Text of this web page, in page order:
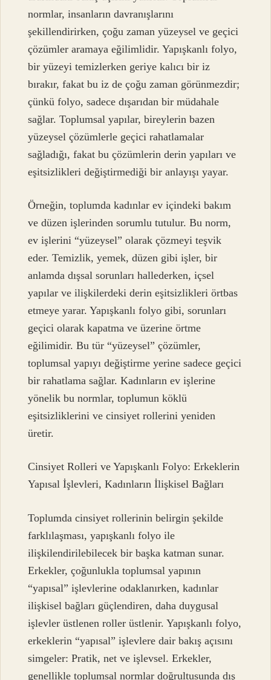
normlar, insanların davranışlarını
şekillendirirken, çoğu zaman yüzeysel ve geçici
çözümler aramaya eğilimlidir. Yapışkanlı folyo,
bir yüzeyi temizlerken geriye kalıcı bir iz
bırakır, fakat bu iz de çoğu zaman görünmezdir;
çünkü folyo, sadece dışarıdan bir müdahale
sağlar. Toplumsal yapılar, bireylerin bazen
yüzeysel çözümlerle geçici rahatlamalar
sağladığı, fakat bu çözümlerin derin yapıları ve
eşitsizlikleri değiştirmediği bir anlayışı yayar.
Örneğin, toplumda kadınlar ev içindeki bakım
ve düzen işlerinden sorumlu tutulur. Bu norm,
ev işlerini “yüzeysel” olarak çözmeyi teşvik
eder. Temizlik, yemek, düzen gibi işler, bir
anlamda dışsal sorunları hallederken, içsel
yapılar ve ilişkilerdeki derin eşitsizlikleri örtbas
etmeye yarar. Yapışkanlı folyo gibi, sorunları
geçici olarak kapatma ve üzerine örtme
eğilimidir. Bu tür “yüzeysel” çözümler,
toplumsal yapıyı değiştirme yerine sadece geçici
bir rahatlama sağlar. Kadınların ev işlerine
yönelik bu normlar, toplumun köklü
eşitsizliklerini ve cinsiyet rollerini yeniden
üretir.
Cinsiyet Rolleri ve Yapışkanlı Folyo: Erkeklerin
Yapısal İşlevleri, Kadınların İlişkisel Bağları
Toplumda cinsiyet rollerinin belirgin şekilde
farklılaşması, yapışkanlı folyo ile
ilişkilendirilebilecek bir başka katman sunar.
Erkekler, çoğunlukla toplumsal yapının
“yapısal” işlevlerine odaklanırken, kadınlar
ilişkisel bağları güçlendiren, daha duygusal
işlevler üstlenen roller üstlenir. Yapışkanlı folyo,
erkeklerin “yapısal” işlevlere dair bakış açısını
simgeler: Pratik, net ve işlevsel. Erkekler,
genellikle toplumsal normlar doğrultusunda dış